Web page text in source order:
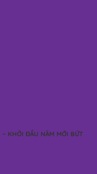
– KHỞI ĐẦU NĂM MỚI BỨT